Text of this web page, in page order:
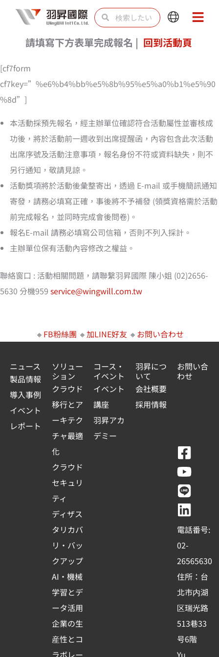
キ
ッ
プ
検
索 索
Main
Menu
Main
請填寫下方表單完成報名 | 回到活動頁
[cf7form
cf7key=”%e6%b4%bb%e5%8b%95%e5%a0%b1%e5%90
%8d”]
本活動採預先報名，經主辦單位確認符合活動屬性並審核成
功後，將於活動前一週收到出席提醒函，內容包含此次活動
出席序號及活動注意事項，報名身份不符或資料缺失，則不
另行通知，敬請見諒。
活動獎項將於活動後彙整寄出，透過 E-mail 或手機簡訊通知
寄發，請務必填寫正確，事後將不予補發 (領獎資格需於活動
前完成報名，並同時完成會後問卷)。
報名E-mail 請務必填寫公司信箱，否則不列入採計。
主辦單位保有活動內容修改之權益。
聯絡窗口 : 活動相關問題，請聯繫羽昇國際 陳小姐 (02)2656-
5630 分機959 service@wingwill.com.tw
🔸 FB粉絲團 🔸加LINE好友 🔸 お問い合わせ
ニュース
製品情報
導入事例
イベント
レポート
ソリュー
ション
クラウド
移行とア
ーキテク
チャ最適
化
クラウド
セキュリ
ティ
ディザス
タリカバ
リ・バッ
クアップ
AI・機械
学習とデ
ータ活用
企業の生
産性とコ
ラボレー
コース・
イベント
イベント
講座
羽昇アカ
デミー
羽昇につ
いて
会社概要
採用情報
お問い合
わせ
F
a
c
e
b
o
o
k
-
s
q
u
a
r
Y
o
u
t
u
b
e
L
i
n
e
L
i
n
k
e
d
i
n
電話番号:
02-
26565630
住所：台
北市内湖
区瑞光路
513巷33
号6階
Yu